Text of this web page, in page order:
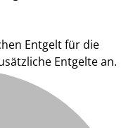
Entgelt für die
Entgelte an.